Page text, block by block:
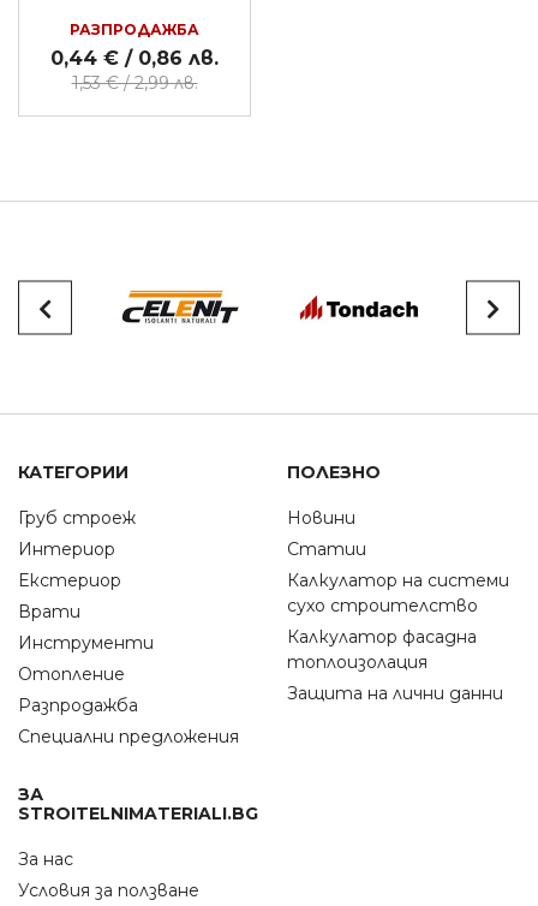
РАЗПРОДАЖБА
0,44 € / 0,86 лв.
1,53 € / 2,99 лв.
КАТЕГОРИИ
Груб строеж
Интериор
Екстериор
Врати
Инструменти
Отопление
Разпродажба
Специални предложения
ПОЛЕЗНО
Новини
Статии
Калкулатор на системи
сухо строителство
Калкулатор фасадна
топлоизолация
Защита на лични данни
ЗА
STROITELNIMATERIALI.BG
За нас
Условия за ползване